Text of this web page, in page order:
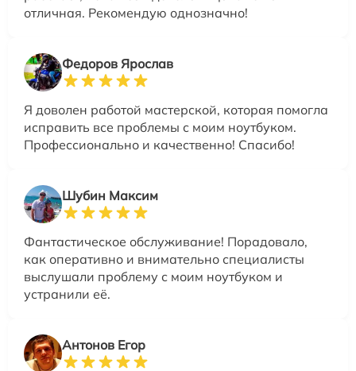
отличная. Рекомендую однозначно!
Федоров Ярослав
Я доволен работой мастерской, которая помогла
исправить все проблемы с моим ноутбуком.
Профессионально и качественно! Спасибо!
Шубин Максим
Фантастическое обслуживание! Порадовало,
как оперативно и внимательно специалисты
выслушали проблему с моим ноутбуком и
устранили её.
Антонов Егор